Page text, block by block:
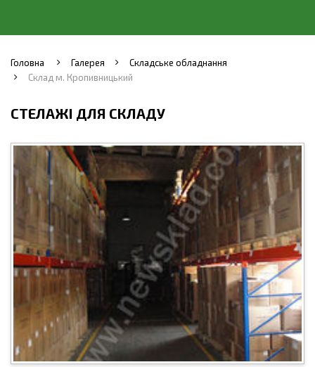
Головна Галерея
Складське обладнання
Склад м. Кропивницький
СТЕЛАЖІ ДЛЯ СКЛАДУ